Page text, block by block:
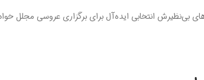
بی‌نظیرش انتخابی ایده‌آل برای برگزاری عروسی مجلل